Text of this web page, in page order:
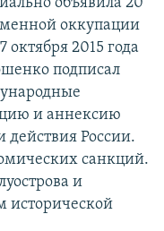
оккупации
2015 года
подписал
и аннексию
России.
санкций.
и
исторической